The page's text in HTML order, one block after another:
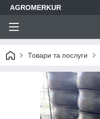
AGROMERKUR
Товари та послуги